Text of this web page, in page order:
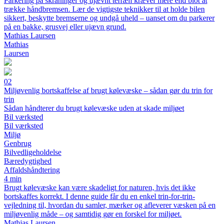
trække håndbremsen. Lær de vigtigste teknikker til at holde bilen
sikkert, beskytte bremserne og undgå uheld – uanset om du parkerer
på en bakke, grusvej eller ujævn grund.
Mathias Laursen
Mathias
Laursen
02
Miljøvenlig bortskaffelse af brugt kølevæske – sådan gør du trin for
trin
Sådan håndterer du brugt kølevæske uden at skade miljøet
Bil værksted
Bil værksted
Miljø
Genbrug
Bilvedligeholdelse
Bæredygtighed
Affaldshåndtering
4 min
Brugt kølevæske kan være skadeligt for naturen, hvis det ikke
bortskaffes korrekt. I denne guide får du en enkel trin-for-trin-
vejledning til, hvordan du samler, mærker og afleverer væsken på en
miljøvenlig måde – og samtidig gør en forskel for miljøet.